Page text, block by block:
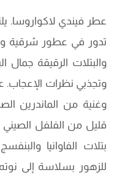
عطر فيندي لاكواروسا.
تدور في عطور شرقية
والبتلات الرقيقة جمال
وتجذبي نظرات
وغنية من الماندرين
قليل من الفلفل
بتلات الفاوانيا
للزهور بسلاسة إلى